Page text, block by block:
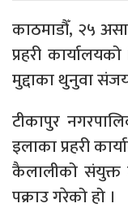
काठमाडौँ, २५
प्रहरी
मुद्दाका थुनुवा
टीकापुर
इलाका प्रहरी
कैलालीको संयुक्त
पक्राउ गरेको हो ।